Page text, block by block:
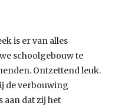
is er van alles
schoolgebouw te
Ontzettend leuk.
de verbouwing
aan dat zij het